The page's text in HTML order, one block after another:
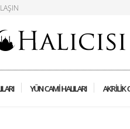
YÜN CAMI HALILARI AKRILIK